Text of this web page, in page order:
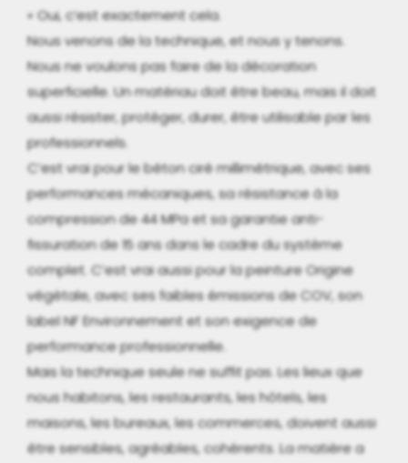
« Oui, c’est exactement cela.
Nous venons de la technique, et nous y tenons.
Nous ne voulons pas faire de la décoration
superficielle. Un matériau doit être beau, mais il doit
aussi résister, protéger, durer, être utilisable par les
professionnels.
C’est vrai pour le béton ciré millimétrique, avec ses
performances mécaniques, sa résistance à la
compression de 44 MPa et sa garantie anti-
fissuration de 15 ans dans le cadre du système
complet. C’est vrai aussi pour la peinture Origine
végétale, avec ses faibles émissions de COV, son
label NF Environnement et son exigence de
performance professionnelle.
Mais la technique seule ne suffit pas. Les lieux que
nous habitons, les restaurants, les hôtels, les
maisons, les bureaux, les commerces, doivent aussi
être sensibles, agréables, cohérents. La matière a